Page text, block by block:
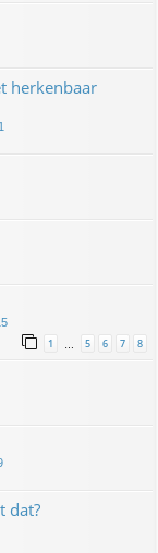
herkenbaar
1 … 5 6 7 8
dat?